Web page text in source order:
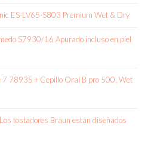
ES-LV65-S803 Premium Wet & Dry
S7930/16 Apurado incluso en piel
7 7893S + Cepillo Oral B pro 500, Wet
tostadores Braun están diseñados